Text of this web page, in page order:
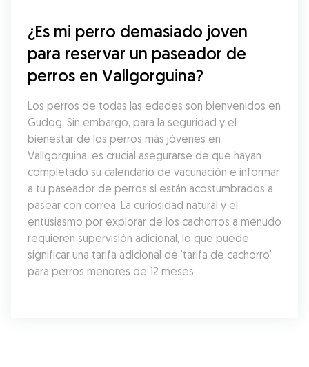
¿Es mi perro demasiado joven
para reservar un paseador de
perros en Vallgorguina?
Los perros de todas las edades son bienvenidos en
Gudog. Sin embargo, para la seguridad y el
bienestar de los perros más jóvenes en
Vallgorguina, es crucial asegurarse de que hayan
completado su calendario de vacunación e informar
a tu paseador de perros si están acostumbrados a
pasear con correa. La curiosidad natural y el
entusiasmo por explorar de los cachorros a menudo
requieren supervisión adicional, lo que puede
significar una tarifa adicional de 'tarifa de cachorro'
para perros menores de 12 meses.